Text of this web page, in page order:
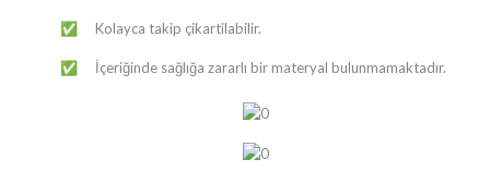
✅ Kolayca takip çikartilabilir.
✅ İçeriğinde sağlığa zararlı bir materyal bulunmamaktadır.